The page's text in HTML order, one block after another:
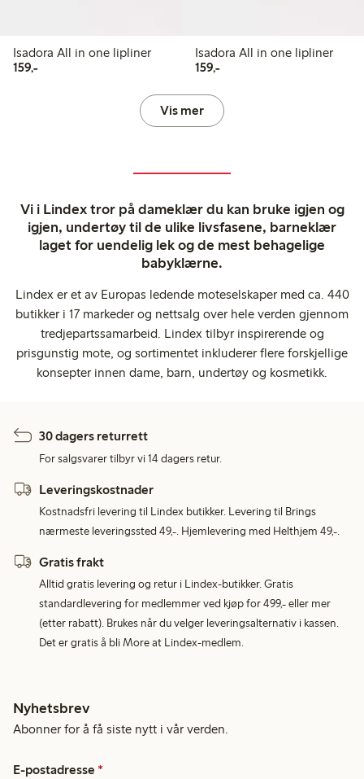
Isadora All in one lipliner
159,-159,00 kr
Isadora All in one lipliner
159,-159,00 kr
Vis mer
Vi i Lindex tror på dameklær du kan bruke igjen og
igjen, undertøy til de ulike livsfasene, barneklær
laget for uendelig lek og de mest behagelige
babyklærne.
Lindex er et av Europas ledende moteselskaper med ca. 440
butikker i 17 markeder og nettsalg over hele verden gjennom
tredjepartssamarbeid. Lindex tilbyr inspirerende og
prisgunstig mote, og sortimentet inkluderer flere forskjellige
konsepter innen dame, barn, undertøy og kosmetikk.
30 dagers returrett
For salgsvarer tilbyr vi 14 dagers retur.
Leveringskostnader
Kostnadsfri levering til Lindex butikker. Levering til Brings
nærmeste leveringssted 49,-. Hjemlevering med Helthjem 49,-.
Gratis frakt
Alltid gratis levering og retur i Lindex-butikker. Gratis
standardlevering for medlemmer ved kjøp for 499,- eller mer
(etter rabatt). Brukes når du velger leveringsalternativ i kassen.
Det er gratis å bli More at Lindex-medlem.
Nyhetsbrev
Abonner for å få siste nytt i vår verden.
E-postadresse *